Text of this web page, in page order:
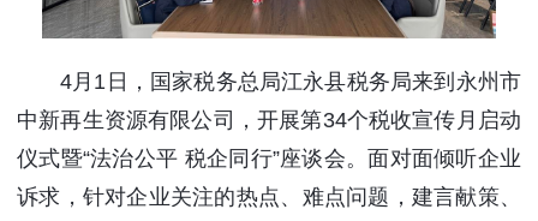
4月1日，国家税务总局江永县税务局来到永州市
中新再生资源有限公司，开展第34个税收宣传月启动
仪式暨“法治公平 税企同行”座谈会。面对面倾听企业
诉求，针对企业关注的热点、难点问题，建言献策、